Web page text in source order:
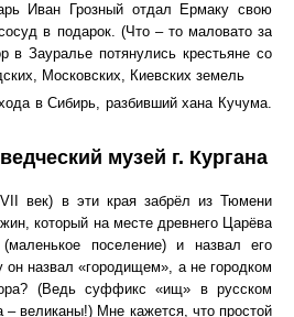
Иван Грозный отдал Ермаку свою
в подарок. (Что – то маловато за
в Зауралье потянулись крестьяне со
Московских, Киевских земель
в Сибирь, разбивший хана Кучума.
музей г. Кургана
век) в эти края забрёл из Тюмени
который на месте древнего Царёва
(маленькое поселение) и назвал его
назвал «городищем», а не городком
(Ведь суффикс «ищ» в русском
– великаны!) Мне кажется, что простой